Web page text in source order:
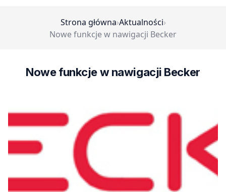
Strona główna›Aktualności›
Nowe funkcje w nawigacji Becker
Nowe funkcje w nawigacji Becker